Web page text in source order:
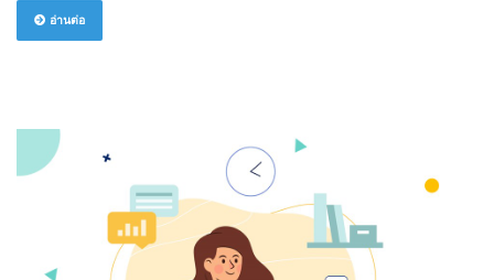
อ่านต่อ